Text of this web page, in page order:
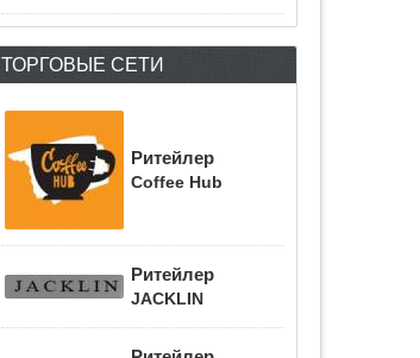
ТОРГОВЫЕ СЕТИ
Ритейлер
Coffee Hub
Ритейлер
JACKLIN